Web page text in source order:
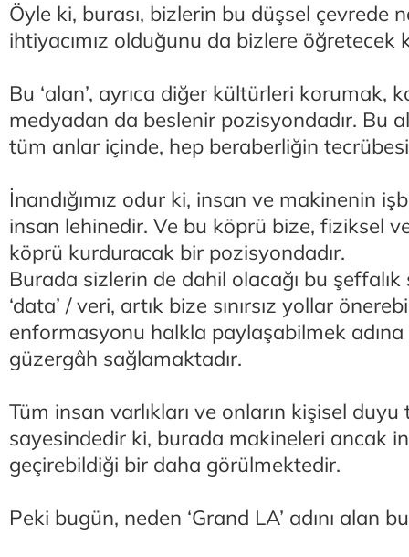
Öyle ki, burası, bizlerin bu düşsel çevrede
ihtiyacımız olduğunu da bizlere öğretecek
Bu ‘alan’, ayrıca diğer kültürleri korumak,
medyadan da beslenir pozisyondadır. Bu
tüm anlar içinde, hep beraberliğin
İnandığımız odur ki, insan ve makinenin
insan lehinedir. Ve bu köprü bize, fiziksel
köprü kurduracak bir pozisyondadır.
Burada sizlerin de dahil olacağı bu
‘data’ / veri, artık bize sınırsız yollar
enformasyonu halkla paylaşabilmek
güzergâh sağlamaktadır.
Tüm insan varlıkları ve onların kişisel
sayesindedir ki, burada makineleri ancak
geçirebildiği bir daha görülmektedir.
Peki bugün, neden ‘Grand LA’ adını alan